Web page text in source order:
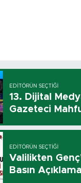
EDITÖRÜN SEÇTIĞI
13. Dijital
Gazeteci
EDITÖRÜN SEÇTIĞI
Valilikten
Basın